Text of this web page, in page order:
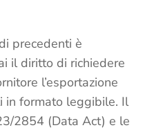
precedenti è
il diritto di richiedere
l’esportazione
in formato leggibile. Il
2854 (Data Act) e le